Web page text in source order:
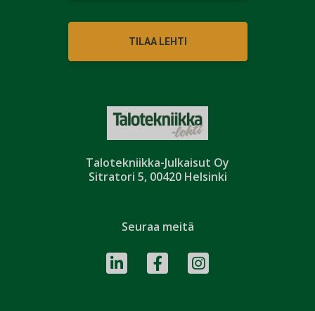
Talotekniikka-Julkaisut Oy
Sitratori 5, 00420 Helsinki
TILAA LEHTI
Seuraa meitä